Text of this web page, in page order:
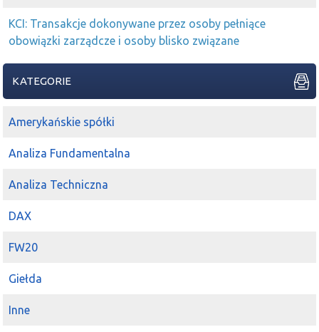
KCI: Transakcje dokonywane przez osoby pełniące
obowiązki zarządcze i osoby blisko związane
KATEGORIE
Amerykańskie spółki
Analiza Fundamentalna
Analiza Techniczna
DAX
FW20
Giełda
Inne